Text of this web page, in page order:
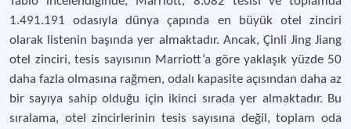
1.491.191 odasıyla dünya çapında en büyük otel zinciri
olarak listenin başında yer almaktadır. Ancak, Çinli Jing Jiang
otel zinciri, tesis sayısının Marriott’a göre yaklaşık yüzde 50
daha fazla olmasına rağmen, odalı kapasite açısından daha az
bir sayıya sahip olduğu için ikinci sırada yer almaktadır. Bu
sıralama, otel zincirlerinin tesis sayısına değil, toplam oda